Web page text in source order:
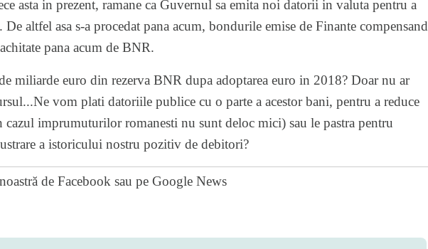
asta in prezent, ramane ca Guvernul sa emita noi datorii in valuta pentru a
altfel asa s-a procedat pana acum, bondurile emise de Finante compensand
pana acum de BNR.
miliarde euro din rezerva BNR dupa adoptarea euro in 2018? Doar nu ar
vom plati datoriile publice cu o parte a acestor bani, pentru a reduce
imprumuturilor romanesti nu sunt deloc mici) sau le pastra pentru
a istoricului nostru pozitiv de debitori?
de Facebook sau pe Google News